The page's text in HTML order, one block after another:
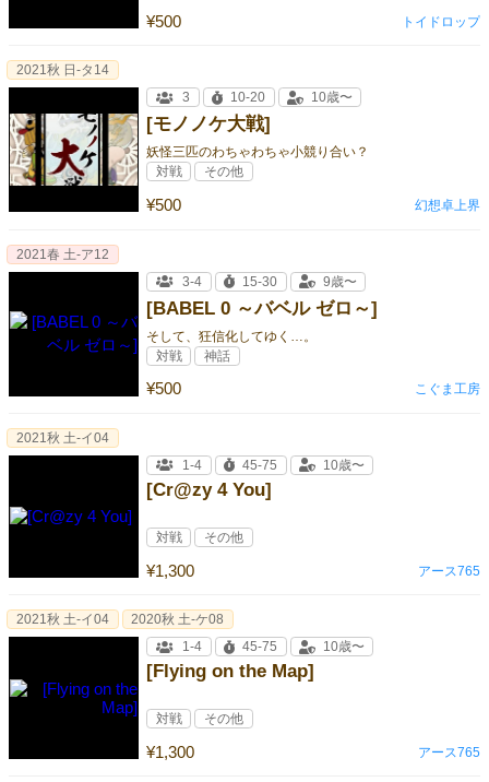
¥500 トイドロップ
[モノノケ大戦]
妖怪三匹のわちゃわちゃ小競り合い？
¥500
2021秋 日-タ14
3
10-20 10歳〜
対戦 その他
幻想卓上界
[BABEL 0 ～バベル ゼロ～]
そして、狂信化してゆく…。
¥500
2021春 土-ア12
3-4
15-30 9歳〜
対戦 神話
こぐま工房
[Cr@zy 4 You]
¥1,300
2021秋 土-イ04
1-4
45-75 10歳〜
対戦 その他
アース765
[Flying on the Map]
¥1,300
2021秋 土-イ04
2020秋 土-ケ08
1-4
45-75 10歳〜
対戦 その他
アース765